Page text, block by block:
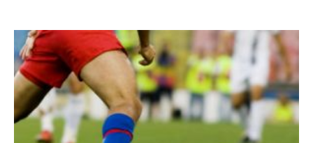
BFM
TV
n’était
pas
autorisée